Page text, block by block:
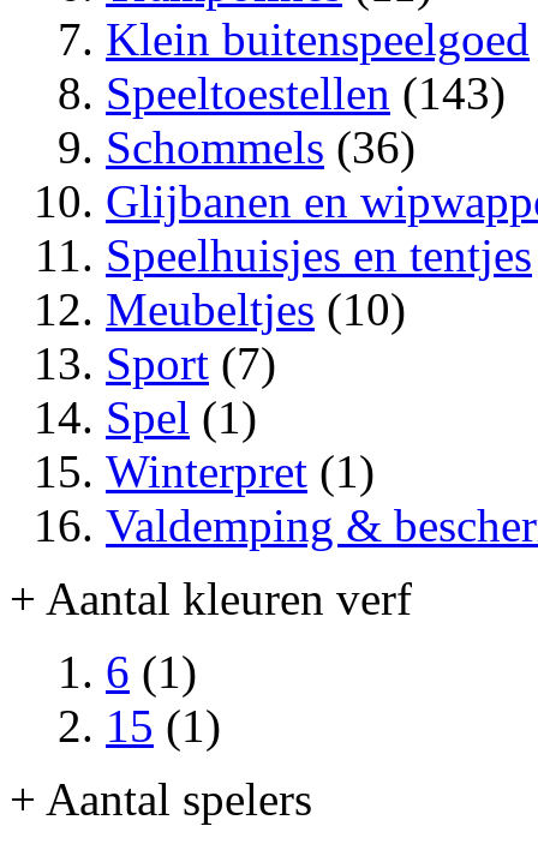
Klein buitenspeelgoed
Speeltoestellen (143)
Schommels (36)
Glijbanen en
Speelhuisjes en tentjes
Meubeltjes (10)
Sport (7)
Spel (1)
Winterpret (1)
Valdemping &
+ Aantal kleuren verf
6 (1)
15 (1)
+ Aantal spelers